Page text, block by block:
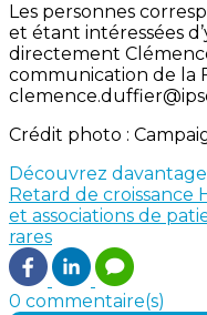
Les personnes
et étant intéressées
directement
communication de la
Crédit photo :
Découvrez
Retard de croissance
et associations de
rares
0 commentaire(s)